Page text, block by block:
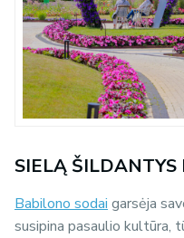
SIELĄ ŠILDANTYS
Babilono sodai garsėja
susipina pasaulio kultūra,